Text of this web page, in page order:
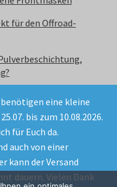
benötigen eine kleine
bis zum 10.08.2026.
für Euch da.
auch von einer
kann der Versand
dauern. Vielen Dank
für den Offroad-
Felgen,